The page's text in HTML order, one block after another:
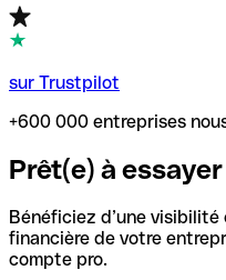
sur Trustpilot
+600 000 entreprises
Prêt(e) à
Bénéficiez d’une
financière de votre
compte pro.